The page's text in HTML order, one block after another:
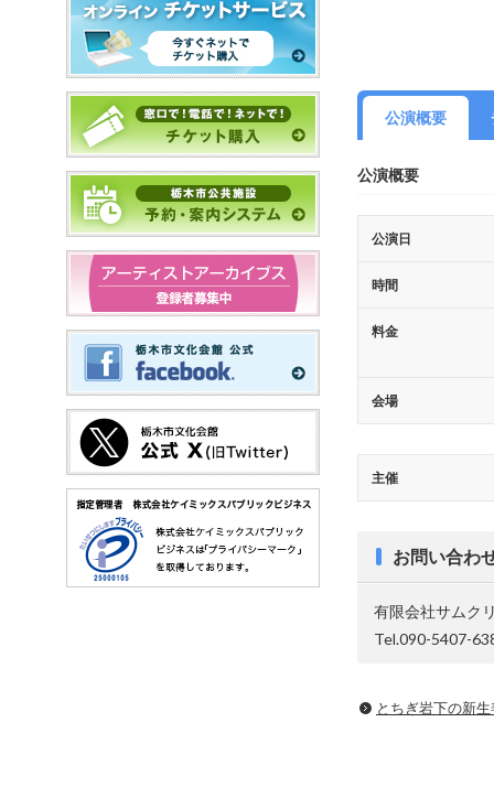
公演概要
公演概要
公演日
時間
料金
会場
主催
お問い合わ
有限会社サムク
Tel.090-5407-
とちぎ岩下の新